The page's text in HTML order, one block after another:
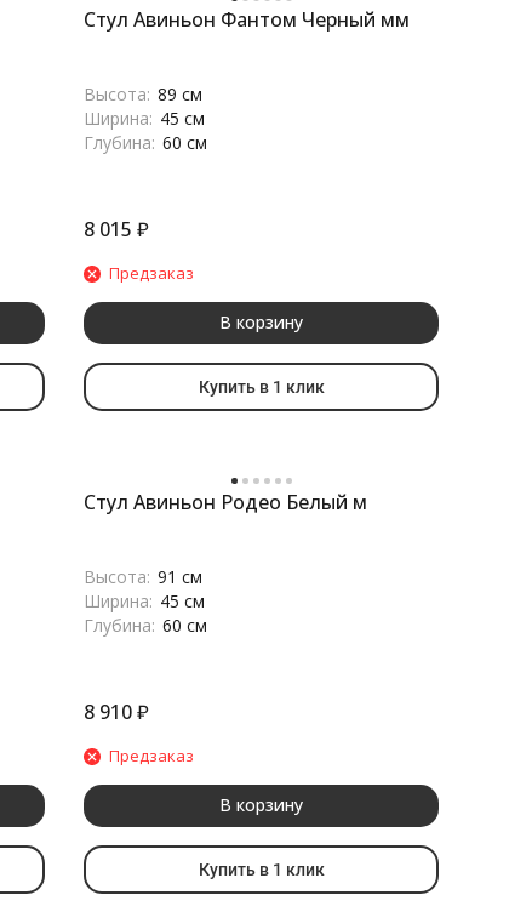
Стул Авиньон Фантом Черный мм
Высота: 89 см
Ширина: 45 см
Глубина: 60 см
8 015 ₽
Предзаказ
В корзину
Купить в 1 клик
Стул Авиньон Родео Белый м
Высота: 91 см
Ширина: 45 см
Глубина: 60 см
8 910₽
Предзаказ
В корзину
Купить в 1 клик